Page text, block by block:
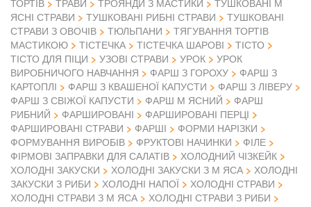
ТОРТІВ
ТРАВИ ТРОЯНДИ З МАСТИКИ
ТУШКОВАНІ М
ЯСНІ СТРАВИ
ТУШКОВАНІ РИБНІ СТРАВИ
ТУШКОВАНІ
СТРАВИ З ОВОЧІВ
ТЮЛЬПАНИ
ТЯГУВАННЯ ТОРТІВ
МАСТИКОЮ
ТІСТЕЧКА ТІСТЕЧКА ШАРОВІ
ТІСТО
ТІСТО ДЛЯ ПІЦИ
УЗОВІ СТРАВИ УРОК
УРОК
ВИРОБНИЧОГО НАВЧАННЯ
ФАРШ З ГОРОХУ
ФАРШ З
КАРТОПЛІ
ФАРШ З КВАШЕНОЇ КАПУСТИ
ФАРШ З ЛІВЕРУ
ФАРШ З СВІЖОЇ КАПУСТИ
ФАРШ М ЯСНИЙ
ФАРШ
РИБНИЙ
ФАРШИРОВАНІ
ФАРШИРОВАНІ ПЕРЦІ
ФАРШИРОВАНІ СТРАВИ
ФАРШІ
ФОРМИ НАРІЗКИ
ФОРМУВАННЯ ВИРОБІВ
ФРУКТОВІ НАЧИНКИ
ФІЛЕ
ФІРМОВІ ЗАПРАВКИ ДЛЯ САЛАТІВ
ХОЛОДНИЙ ЧІЗКЕЙК
ХОЛОДНІ ЗАКУСКИ
ХОЛОДНІ ЗАКУСКИ З М ЯСА
ХОЛОДНІ
ЗАКУСКИ З РИБИ
ХОЛОДНІ НАПОЇ
ХОЛОДНІ СТРАВИ
ХОЛОДНІ СТРАВИ З М ЯСА
ХОЛОДНІ СТРАВИ З РИБИ